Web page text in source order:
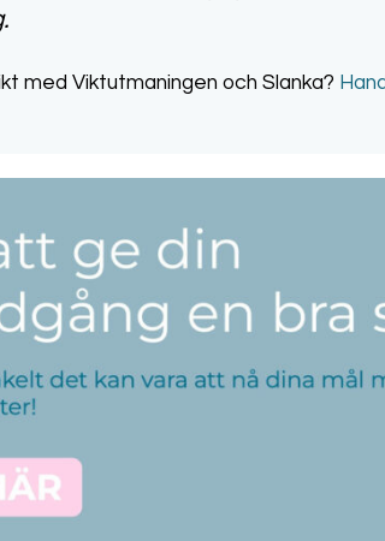
med Viktutmaningen och Slanka?